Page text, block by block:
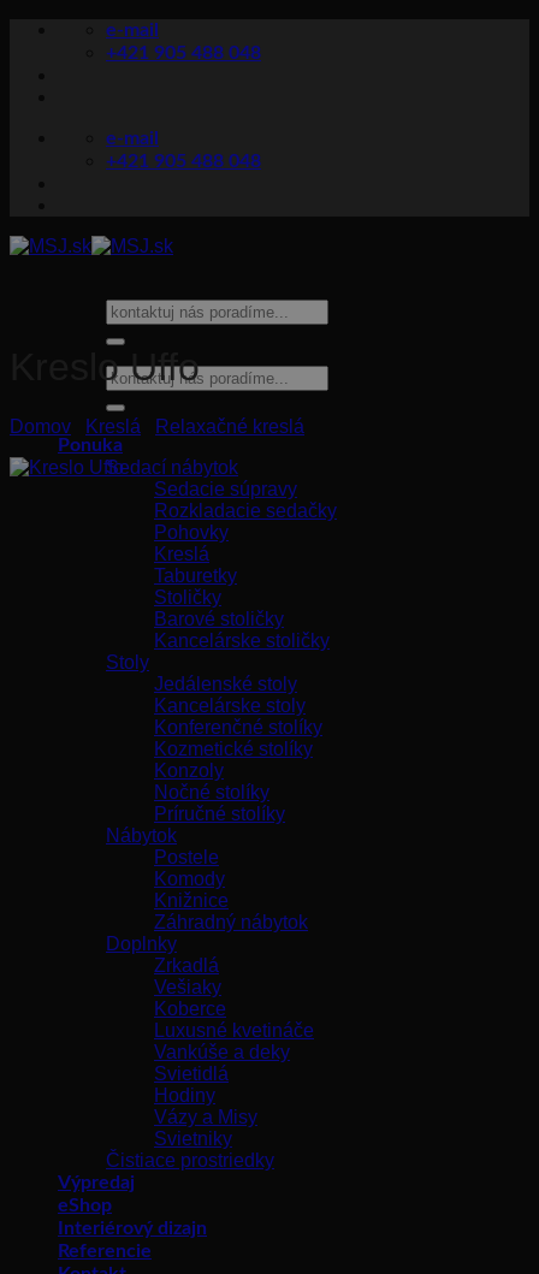
e-mail
+421 905 488 048
e-mail
+421 905 488 048
Hľadať:
Hľadať:
Ponuka
Sedací nábytok
Sedacie súpravy
Rozkladacie sedačky
Pohovky
Kreslá
Taburetky
Stoličky
Barové stoličky
Kancelárske stoličky
Stoly
Jedálenské stoly
Kancelárske stoly
Konferenčné stolíky
Kozmetické stolíky
Konzoly
Nočné stolíky
Príručné stolíky
Nábytok
Postele
Komody
Knižnice
Záhradný nábytok
Doplnky
Zrkadlá
Vešiaky
Koberce
Luxusné kvetináče
Vankúše a deky
Svietidlá
Hodiny
Vázy a Misy
Svietniky
Čistiace prostriedky
Výpredaj
eShop
Interiérový dizajn
Referencie
Kreslo Uffo
Domov Kreslá Relaxačné kreslá